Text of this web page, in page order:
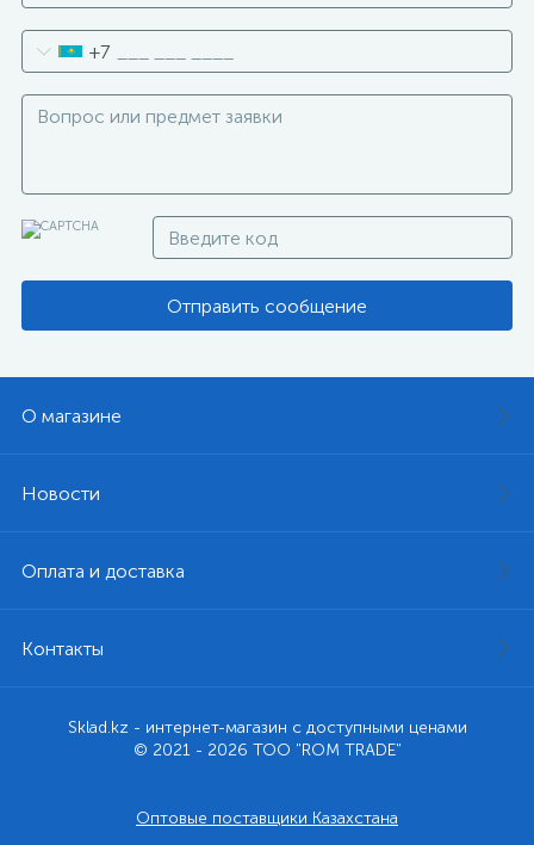
+7
Отправить сообщение
О магазине
Новости
Оплата и доставка
Контакты
Sklad.kz - интернет-магазин с доступными ценами
© 2021 - 2026 ТОО "ROM TRADE"
Оптовые поставщики Казахстана